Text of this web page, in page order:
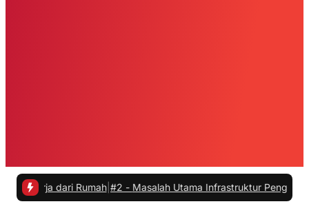
dari Rumah |#2 -Masalah Utama Infrastruktur Pengisian Daya